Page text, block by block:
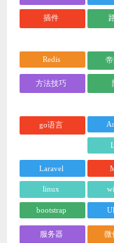
插件
Redis
方法技巧
go语言
Laravel
linux
bootstrap
服务器 微